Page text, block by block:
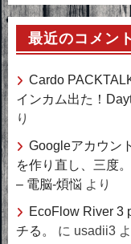
最近のコメント
Cardo
インカム出た！
り
Googleアカウン
を作り直し、三度
– 電脳-煩悩 より
EcoFlow River 3
チる。
に usadii3